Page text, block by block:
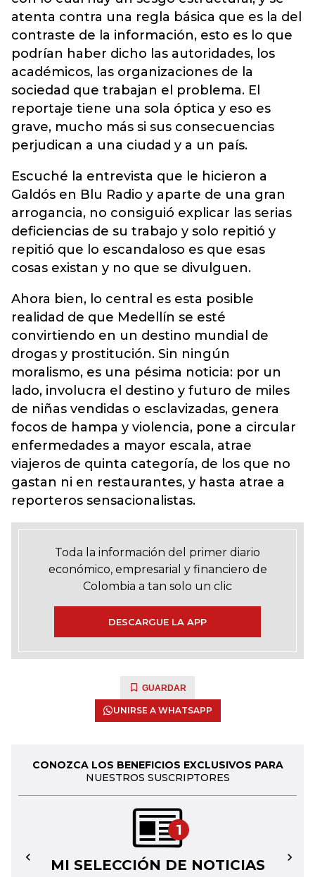
atenta contra una regla básica que es la del
contraste de la información, esto es lo que
podrían haber dicho las autoridades, los
académicos, las organizaciones de la
sociedad que trabajan el problema. El
reportaje tiene una sola óptica y eso es
grave, mucho más si sus consecuencias
perjudican a una ciudad y a un país.
Escuché la entrevista que le hicieron a
Galdós en Blu Radio y aparte de una gran
arrogancia, no consiguió explicar las serias
deficiencias de su trabajo y solo repitió y
repitió que lo escandaloso es que esas
cosas existan y no que se divulguen.
Ahora bien, lo central es esta posible
realidad de que Medellín se esté
convirtiendo en un destino mundial de
drogas y prostitución. Sin ningún
moralismo, es una pésima noticia: por un
lado, involucra el destino y futuro de miles
de niñas vendidas o esclavizadas, genera
focos de hampa y violencia, pone a circular
enfermedades a mayor escala, atrae
viajeros de quinta categoría, de los que no
gastan ni en restaurantes, y hasta atrae a
reporteros sensacionalistas.
Toda la información del primer diario
económico, empresarial y financiero de
Colombia a tan solo un clic
DESCARGUE LA APP
GUARDAR
UNIRSE A WHATSAPP
CONOZCA LOS BENEFICIOS EXCLUSIVOS PARA
NUESTROS SUSCRIPTORES
1
MI SELECCIÓN DE NOTICIAS
← →